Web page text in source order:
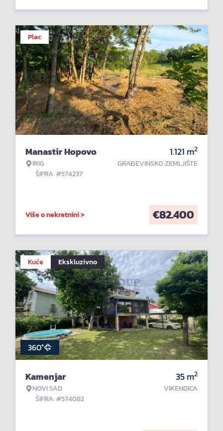
Plac
Manastir Hopovo
IRIG
ŠIFRA: #574237
1.121 m2
GRAĐEVINSKO ZEMLJIŠTE
Više o nekretnini > €82.400
Kuće Ekskluzivno
360°
Kamenjar
NOVI SAD
ŠIFRA: #574082
35m2
VIKENDICA